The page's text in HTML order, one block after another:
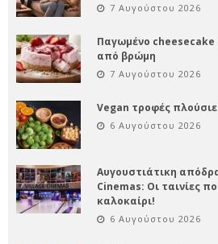
7 Αυγούστου 2026
Παγωμένο cheesecake
από βρώμη
7 Αυγούστου 2026
Vegan τροφές
6 Αυγούστου 2026
Αυγουστιάτικη
Cinemas: Οι ταινίες
καλοκαίρι!
6 Αυγούστου 2026